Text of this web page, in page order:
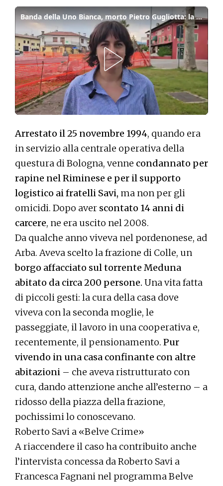
Banda della Uno Bianca, morto Pietro Gugliotta: la vita riservata nel paesino pordenonese dove nessuno sapeva del suo passato
Arrestato il 25 novembre 1994, quando era
in servizio alla centrale operativa della
questura di Bologna, venne condannato per
rapine nel Riminese e per il supporto
logistico ai fratelli Savi, ma non per gli
omicidi. Dopo aver scontato 14 anni di
carcere, ne era uscito nel 2008.
Da qualche anno viveva nel pordenonese, ad
Arba. Aveva scelto la frazione di Colle, un
borgo affacciato sul torrente Meduna
abitato da circa 200 persone. Una vita fatta
di piccoli gesti: la cura della casa dove
viveva con la seconda moglie, le
passeggiate, il lavoro in una cooperativa e,
recentemente, il pensionamento. Pur
vivendo in una casa confinante con altre
abitazioni – che aveva ristrutturato con
cura, dando attenzione anche all’esterno – a
ridosso della piazza della frazione,
pochissimi lo conoscevano.
Roberto Savi a «Belve Crime»
A riaccendere il caso ha contribuito anche
l’intervista concessa da Roberto Savi a
Francesca Fagnani nel programma Belve